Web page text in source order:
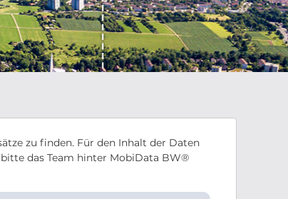
zu finden. Für den Inhalt der Daten
das Team hinter MobiData BW®